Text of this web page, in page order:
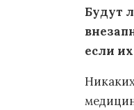
Будут
если